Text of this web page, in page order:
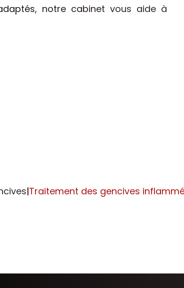
notre cabinet vous aide à
|Traitement des gencives